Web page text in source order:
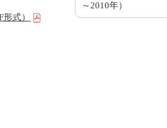
式）
～2010年）